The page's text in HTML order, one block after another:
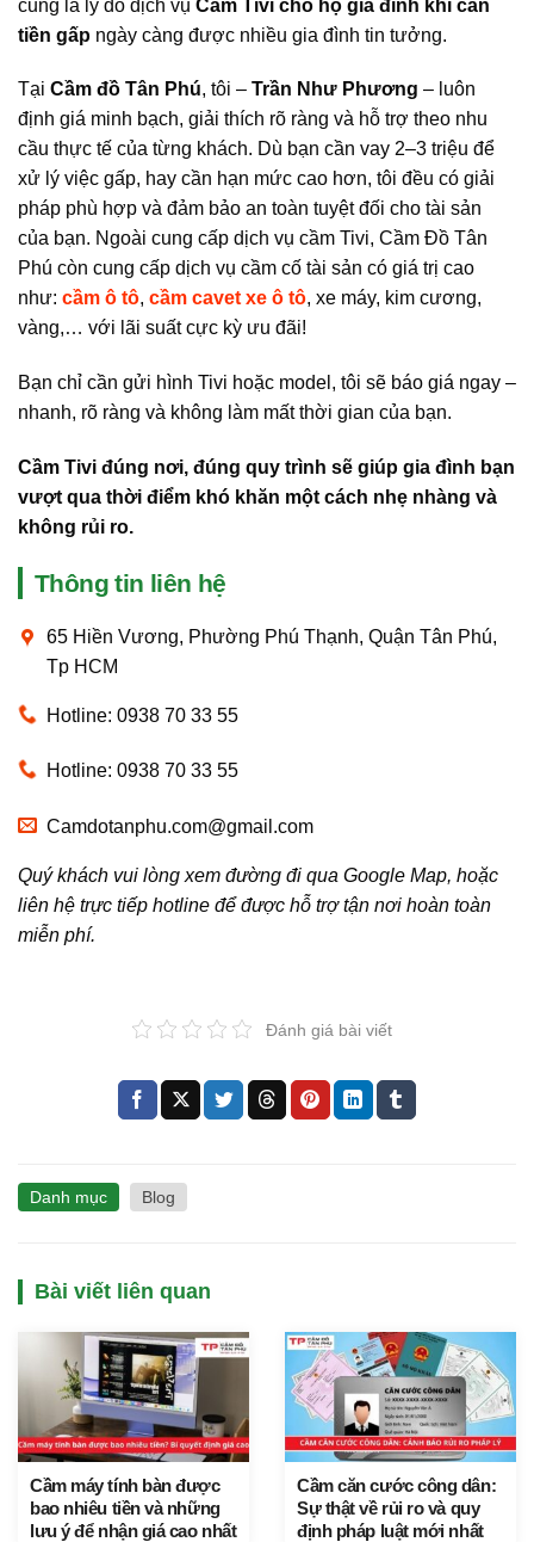
cũng là lý do dịch vụ Cầm Tivi cho hộ gia đình khi cần
tiền gấp ngày càng được nhiều gia đình tin tưởng.
Tại Cầm đồ Tân Phú, tôi – Trần Như Phương – luôn
định giá minh bạch, giải thích rõ ràng và hỗ trợ theo nhu
cầu thực tế của từng khách. Dù bạn cần vay 2–3 triệu để
xử lý việc gấp, hay cần hạn mức cao hơn, tôi đều có giải
pháp phù hợp và đảm bảo an toàn tuyệt đối cho tài sản
của bạn. Ngoài cung cấp dịch vụ cầm Tivi, Cầm Đồ Tân
Phú còn cung cấp dịch vụ cầm cố tài sản có giá trị cao
như: cầm ô tô, cầm cavet xe ô tô, xe máy, kim cương,
vàng,… với lãi suất cực kỳ ưu đãi!
Bạn chỉ cần gửi hình Tivi hoặc model, tôi sẽ báo giá ngay –
nhanh, rõ ràng và không làm mất thời gian của bạn.
Cầm Tivi đúng nơi, đúng quy trình sẽ giúp gia đình bạn
vượt qua thời điểm khó khăn một cách nhẹ nhàng và
không rủi ro.
Thông tin liên hệ
65 Hiền Vương, Phường Phú Thạnh, Quận Tân Phú,
Tp HCM
Hotline: 0938 70 33 55
Hotline: 0938 70 33 55
Camdotanphu.com@gmail.com
Quý khách vui lòng xem đường đi qua Google Map, hoặc
liên hệ trực tiếp hotline để được hỗ trợ tận nơi hoàn toàn
miễn phí.
Đánh giá bài viết
Danh mục Blog
Bài viết liên quan
Cầm máy tính bàn được
bao nhiêu tiền và những
lưu ý để nhận giá cao nhất
Cầm căn cước công dân:
Sự thật về rủi ro và quy
định pháp luật mới nhất